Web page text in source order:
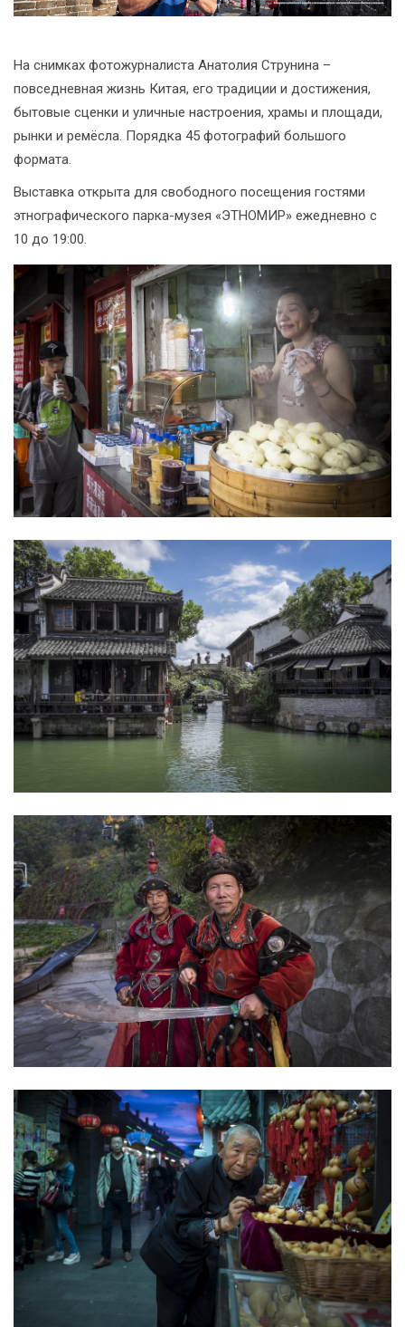
На снимках фотожурналиста Анатолия Струнина –
повседневная жизнь Китая, его традиции и достижения,
бытовые сценки и уличные настроения, храмы и площади,
рынки и ремёсла. Порядка 45 фотографий большого
формата.
Выставка открыта для свободного посещения гостями
этнографического парка-музея «ЭТНОМИР» ежедневно с
10 до 19:00.